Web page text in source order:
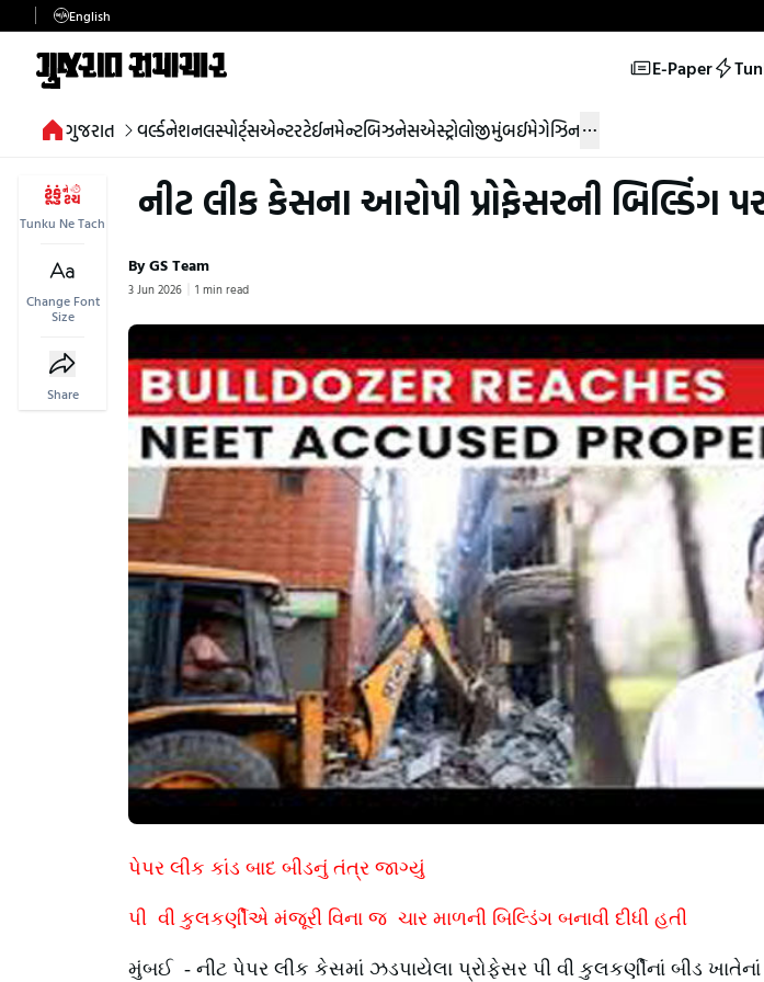
English
E-Paper
ગુજરાત વર્લ્ડનેશનલસ્પોર્ટ્સએન્ટરટેઈનમેન્ટબિઝનેસએસ્ટ્રોલોજીમુંબઈમેગેઝિન
Tunku Ne Tach
Change Font
Size
Share
નીટ લીક કેસના આરોપી પ્રોફેસરની બિલ્ડિંગ
By GS Team
3 Jun 2026 1 min read
પેપર લીક કાંડ બાદ બીડનું તંત્ર જાગ્યું
પી વી કુલકર્ણીએ મંજૂરી વિના જ ચાર માળની બિલ્ડિંગ બનાવી દીધી હતી
મુંબઈ - નીટ પેપર લીક કેસમાં ઝડપાયેલા પ્રોફેસર પી વી કુલકર્ણીનાં બીડ ખાતેનાં